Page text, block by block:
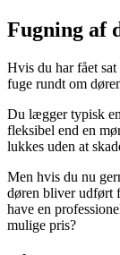
Fugning af
Hvis du har fået
fuge rundt om
Du lægger typisk
fleksibel end en
lukkes uden at
Men hvis du nu
døren bliver udført
have en
mulige pris?